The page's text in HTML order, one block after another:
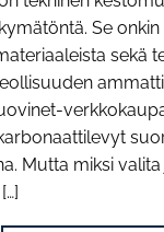
Se
sekä
Mutta miksi